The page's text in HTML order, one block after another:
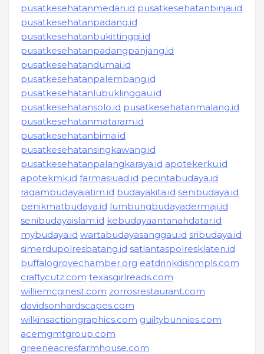
pusatkesehatanmedan.id pusatkesehatanbinjai.id
pusatkesehatanpadang.id
pusatkesehatanbukittinggi.id
pusatkesehatanpadangpanjang.id
pusatkesehatandumai.id
pusatkesehatanpalembang.id
pusatkesehatanlubuklinggau.id
pusatkesehatansolo.id pusatkesehatanmalang.id
pusatkesehatanmataram.id
pusatkesehatanbima.id
pusatkesehatansingkawang.id
pusatkesehatanpalangkaraya.id apotekerku.id
apotekmk.id farmasiuad.id pecintabudaya.id
ragambudayajatim.id budayakita.id senibudaya.id
penikmatbudaya.id lumbungbudayadermaji.id
senibudayaislam.id kebudayaantanahdatar.id
mybudaya.id wartabudayasanggau.id sribudaya.id
simerdupolresbatang.id satlantaspolresklaten.id
buffalogrovechamber.org eatdrinkdishmpls.com
craftycutz.com texasgirlreads.com
williemcginest.com zorrosrestaurant.com
davidsonhardscapes.com
wilkinsactiongraphics.com guiltybunnies.com
acemgmtgroup.com
greeneacresfarmhouse.com